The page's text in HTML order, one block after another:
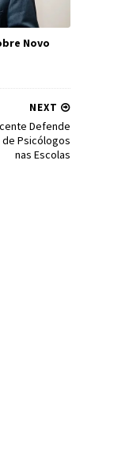
Novo
NEXT
Defende
de Psicólogos
nas Escolas